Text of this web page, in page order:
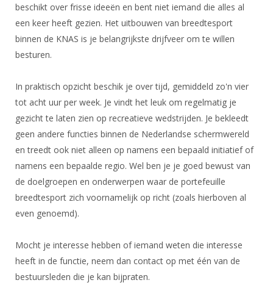
Oprichting Vereniging
Overschrijven leden
Import inschrijvingen uit Nahouw
Verwerk wedstrijduitslagen
NK organiseren
Promotie en logo
Infotheek
Bibliotheek
ALV
beschikt over frisse ideeën en bent niet iemand die alles al
een keer heeft gezien. Het uitbouwen van breedtesport
binnen de KNAS is je belangrijkste drijfveer om te willen
besturen.
In praktisch opzicht beschik je over tijd, gemiddeld zo'n vier
tot acht uur per week. Je vindt het leuk om regelmatig je
gezicht te laten zien op recreatieve wedstrijden. Je bekleedt
geen andere functies binnen de Nederlandse schermwereld
en treedt ook niet alleen op namens een bepaald initiatief of
namens een bepaalde regio. Wel ben je je goed bewust van
de doelgroepen en onderwerpen waar de portefeuille
breedtesport zich voornamelijk op richt (zoals hierboven al
even genoemd).
Mocht je interesse hebben of iemand weten die interesse
heeft in de functie, neem dan contact op met één van de
bestuursleden die je kan bijpraten.